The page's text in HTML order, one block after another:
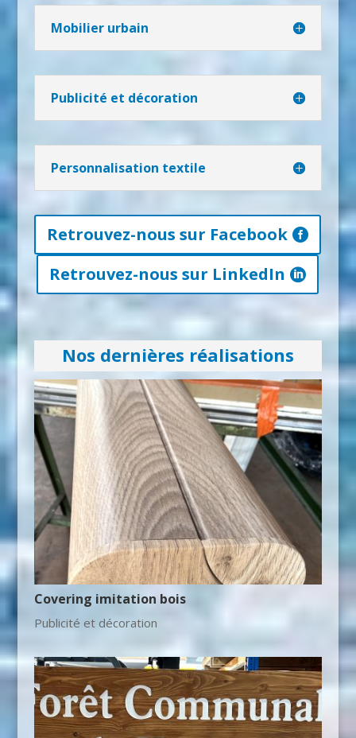
Mobilier urbain
Publicité et décoration
Personnalisation textile
Retrouvez-nous sur Facebook
Retrouvez-nous sur LinkedIn
Nos dernières réalisations
Covering imitation bois
Publicité et décoration